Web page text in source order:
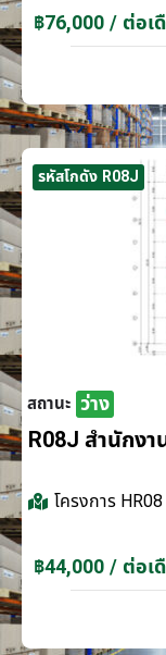
฿76,000 / ต่อเ
รหัสโกดัง R08J
สถานะ ว่าง
R08J สำนักงา
โครงการ
฿44,000 / ต่อเ